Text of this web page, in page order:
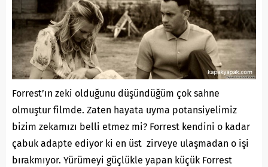
Forrest’ın zeki olduğunu düşündüğüm çok sahne
olmuştur filmde. Zaten hayata uyma potansiyelimiz
bizim zekamızı belli etmez mi? Forrest kendini o kadar
çabuk adapte ediyor ki en üst zirveye ulaşmadan o işi
bırakmıyor. Yürümeyi güçlükle yapan küçük Forrest